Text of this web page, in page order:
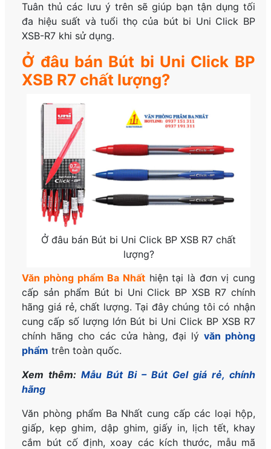
Tuân thủ các lưu ý trên sẽ giúp bạn tận dụng tối
đa hiệu suất và tuổi thọ của bút bi Uni Click BP
XSB-R7 khi sử dụng.
Ở đâu bán Bút bi Uni Click BP
XSB R7 chất lượng?
Ở đâu bán Bút bi Uni Click BP XSB R7 chất
lượng?
Văn phòng phẩm Ba Nhất hiện tại là đơn vị cung
cấp sản phẩm Bút bi Uni Click BP XSB R7chính
hãng giá rẻ, chất lượng. Tại đây chúng tôi có nhận
cung cấp số lượng lớn Bút bi Uni Click BP XSB R7
chính hãng cho các cửa hàng, đại lý văn phòng
phẩm trên toàn quốc.
Xem thêm:Mẫu Bút Bi – Bút Gel giá rẻ, chính
hãng
Văn phòng phẩm Ba Nhất cung cấp các loại hộp,
giấp, kẹp ghim, dập ghim, giấy in, lịch tết, khay
cắm bút cố định, xoay các kích thước, mẫu mã